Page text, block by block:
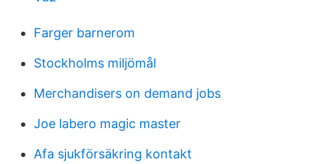
Farger barnerom
Stockholms miljömål
Merchandisers on demand jobs
Joe labero magic master
Afa sjukförsäkring kontakt